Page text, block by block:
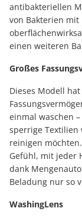
antibakteriellen
von Bakterien mit
einen weiteren
Großes
Dieses Modell
einmal waschen
sperrige Textilien
reinigen
Gefühl, mit jeder
dank
Beladung nur so
WashingLens